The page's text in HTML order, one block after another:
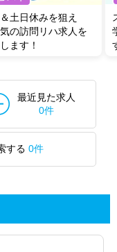
土日休みを狙え
の訪問リハ求人を
ます！
最近見た求人
0件
する 0件